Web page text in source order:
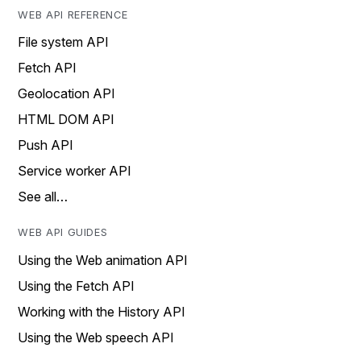
WEB API REFERENCE
File system API
Fetch API
Geolocation API
HTML DOM API
Push API
Service worker API
See all…
WEB API GUIDES
Using the Web animation API
Using the Fetch API
Working with the History API
Using the Web speech API